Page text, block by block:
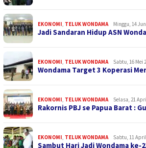
EKONOMI, TELUK WONDAMA Minggu, 14
Jadi Sandaran Hidup ASN
EKONOMI, TELUK WONDAMA Sabtu, 16 Mei
Wondama Target 3 Koperasi
EKONOMI, TELUK WONDAMA Selasa, 21
Rakornis PBJ se Papua Barat :
EKONOMI, TELUK WONDAMA Sabtu, 11 April
Sambut Hari Jadi Wondama